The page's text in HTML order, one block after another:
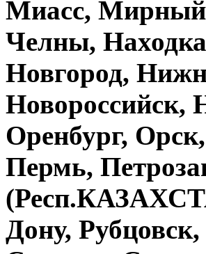
Миасс,
Челны,
Новгород,
Новороссийск,
Оренбург,
Пермь,
Дону,